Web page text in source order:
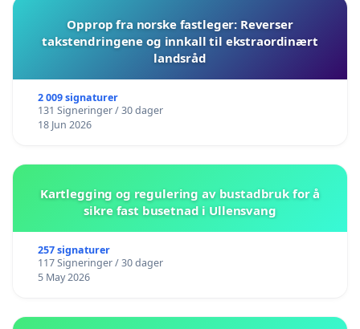
Opprop fra norske fastleger: Reverser
takstendringene og innkall til ekstraordinært
landsråd
2 009 signaturer
131 Signeringer / 30 dager
18 Jun 2026
Kartlegging og regulering av bustadbruk for å
sikre fast busetnad i Ullensvang
257 signaturer
117 Signeringer / 30 dager
5 May 2026